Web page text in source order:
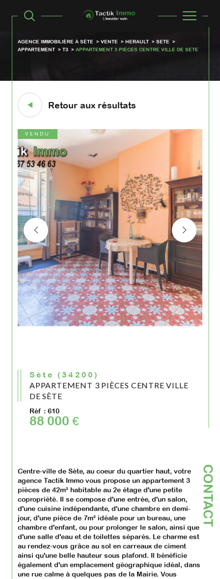
CONTACT
AGENCE IMMOBILIÈRE À SÈTE VENTE HERAULT
SETE
APPARTEMENT
T3 APPARTEMENT 3 PIECES CENTRE VILLE DE SETE
Retour aux résultats
VENDU
Sète (34200)
APPARTEMENT 3 PIÈCES CENTRE VILLE
DE SÈTE
Réf : 610
88 000 €
Centre-ville de Sète, au coeur du quartier haut, votre
agence Tactik Immo vous propose un appartement 3
pièces de 42m² habitable au 2e étage d'une petite
copropriété. Il se compose d'une entrée, d'un salon,
d'une cuisine indépendante, d'une chambre en demi-
jour, d'une pièce de 7m² idéale pour un bureau, une
chambre d'enfant, ou pour prolonger le salon, ainsi que
d'une salle d'eau et de toilettes séparés. Le charme est
au rendez-vous grâce au sol en carreaux de ciment
ainsi qu'une belle hauteur sous plafond. Il bénéficie
également d'un emplacement géographique idéal, dans
une rue calme à quelques pas de la Mairie. Vous